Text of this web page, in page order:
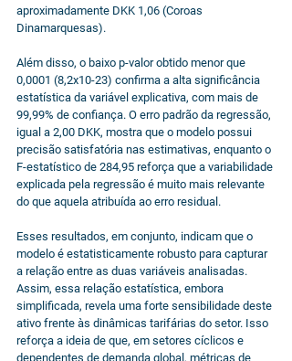
aproximadamente DKK 1,06 (Coroas
Dinamarquesas).
Além disso, o baixo p-valor obtido menor que
0,0001 (8,2x10-23) confirma a alta significância
estatística da variável explicativa, com mais de
99,99% de confiança. O erro padrão da regressão,
igual a 2,00 DKK, mostra que o modelo possui
precisão satisfatória nas estimativas, enquanto o
F-estatístico de 284,95 reforça que a variabilidade
explicada pela regressão é muito mais relevante
do que aquela atribuída ao erro residual.
Esses resultados, em conjunto, indicam que o
modelo é estatisticamente robusto para capturar
a relação entre as duas variáveis analisadas.
Assim, essa relação estatística, embora
simplificada, revela uma forte sensibilidade deste
ativo frente às dinâmicas tarifárias do setor. Isso
reforça a ideia de que, em setores cíclicos e
dependentes de demanda global, métricas de